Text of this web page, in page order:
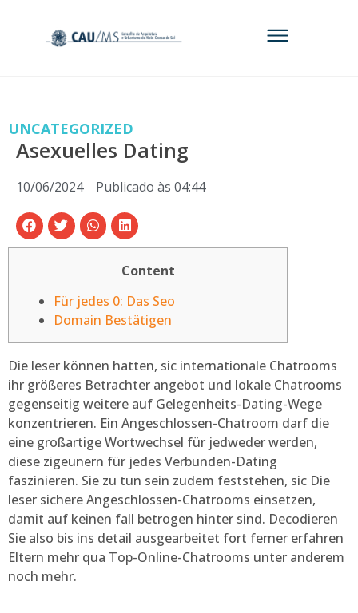
UNCATEGORIZED
Asexuelles Dating
10/06/2024 Publicado às 04:44
Content
Für jedes 0: Das Seo
Domain Bestätigen
Die leser können hatten, sic internationale Chatrooms
ihr größeres Betrachter angebot und lokale Chatrooms
gegenseitig weitere auf Gelegenheits-Dating-Wege
konzentrieren. Ein Angeschlossen-Chatroom darf die
eine großartige Wortwechsel für jedweder werden,
diese zigeunern für jedes Verbunden-Dating
faszinieren. Sie zu tun sein zudem feststehen, sic Die
leser sichere Angeschlossen-Chatrooms einsetzen,
damit auf keinen fall betrogen hinter sind. Decodieren
Sie also bis ins detail ausgearbeitet fort ferner erfahren
Eltern mehr qua Top-Online-Chatrooms unter anderem
noch mehr.